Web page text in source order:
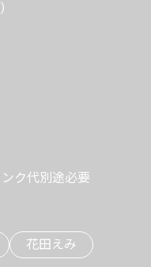
ク代別途必要
花田えみ